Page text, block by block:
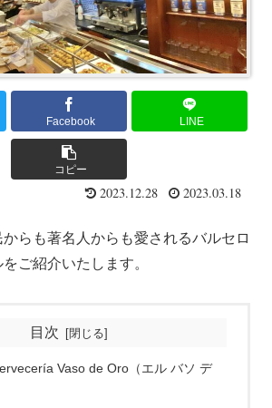
Facebook LINE
コピー
2023.12.28 2023.03.18
らも著名人からも愛されるバルセロ
ご紹介いたします。
目次
Vaso de Oro（エル バソ デ